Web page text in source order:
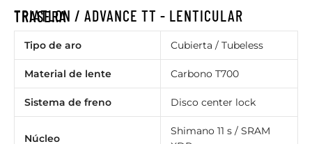
TRIATLON / ADVANCE TT - LENTICULAR TRASERA
Tipo de aro Cubierta / Tubeless
Material de lente Carbono T700
Sistema de freno Disco center lock
Núcleo
Shimano 11 s / SRAM